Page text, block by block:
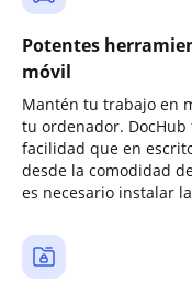
Potentes
móvil
Mantén tu trabajo en
tu ordenador.
facilidad que en
desde la comodidad
es necesario instalar